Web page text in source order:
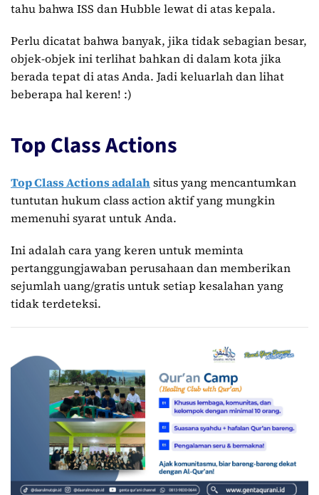
tahu bahwa ISS dan Hubble lewat di atas kepala.
Perlu dicatat bahwa banyak, jika tidak sebagian besar,
objek-objek ini terlihat bahkan di dalam kota jika
berada tepat di atas Anda. Jadi keluarlah dan lihat
beberapa hal keren! :)
Top Class Actions
Top Class Actions adalahsitus yang mencantumkan
tuntutan hukum class action aktif yang mungkin
memenuhi syarat untuk Anda.
Ini adalah cara yang keren untuk meminta
pertanggungjawaban perusahaan dan memberikan
sejumlah uang/gratis untuk setiap kesalahan yang
tidak terdeteksi.